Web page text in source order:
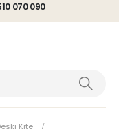
070 090
Kite